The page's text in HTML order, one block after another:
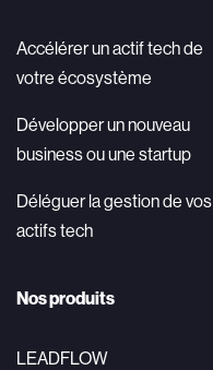
Accélérer un actif tech de
votre écosystème
Développer un nouveau
business ou une startup
Déléguer la gestion de vos
actifs tech
Nos produits
LEADFLOW